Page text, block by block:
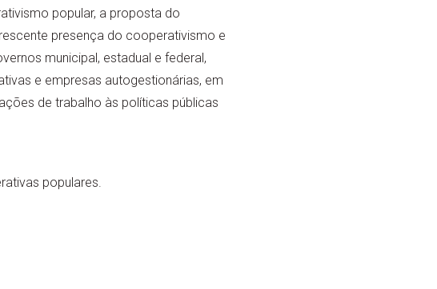
popular, a proposta do
presença do cooperativismo e
municipal, estadual e federal,
e empresas autogestionárias, em
de trabalho às políticas públicas
populares.